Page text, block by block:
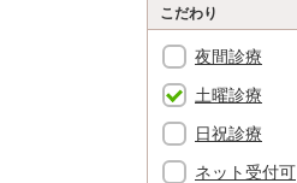
こだわり
夜間診療
土曜診療
日祝診療
ネット受付可